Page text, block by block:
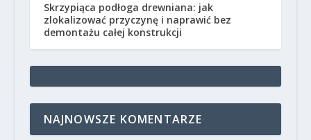
Skrzypiąca podłoga drewniana: jak
zlokalizować przyczynę i naprawić bez
demontażu całej konstrukcji
NAJNOWSZE KOMENTARZE